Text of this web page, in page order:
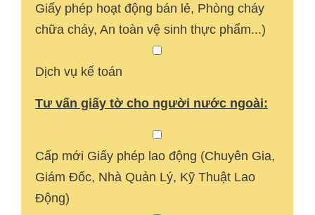
Giấy phép hoạt động bán lẻ, Phòng cháy
chữa cháy, An toàn vệ sinh thực phẩm...)
Dịch vụ kế toán
Tư vấn giấy tờ cho người nước ngoài:
Cấp mới Giấy phép lao động (Chuyên Gia,
Giám Đốc, Nhà Quản Lý, Kỹ Thuật Lao
Động)